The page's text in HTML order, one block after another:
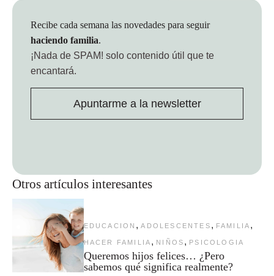
Otros artículos interesantes
EDUCACION , ADOLESCENTES , FAMILIA ,
HACER FAMILIA , NIÑOS , PSICOLOGIA
Queremos hijos felices… ¿Pero
sabemos qué significa realmente?
Recibe cada semana las novedades para seguir
haciendo familia.
¡Nada de SPAM! solo contenido útil que te
encantará.
Apuntarme a la newsletter